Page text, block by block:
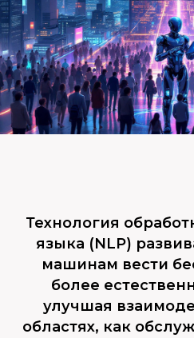
Технология
языка (NLP)
машинам вести
более
улучшая
областях, как